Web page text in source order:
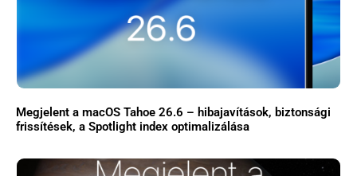
Megjelent a macOS Tahoe 26.6 – hibajavítások, biztonsági
frissítések, a Spotlight index optimalizálása